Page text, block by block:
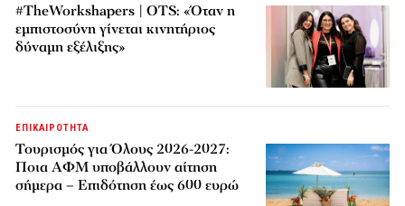
#TheWorkshapers | OTS: «Όταν η
εμπιστοσύνη γίνεται κινητήριος
δύναμη εξέλιξης»
ΕΠΙΚΑΙΡΟΤΗΤΑ
Τουρισμός για Όλους 2026-2027:
Ποια ΑΦΜ υποβάλλουν αίτηση
σήμερα – Επιδότηση έως 600 ευρώ